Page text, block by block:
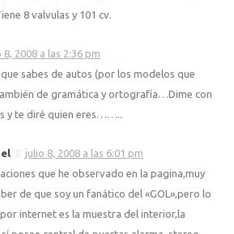
8 valvulas y 101 cv.
8, 2008 a las 2:36 pm
sabes de autos (por los modelos que
de gramática y ortografí­a…Dime con
y te diré quien eres……..
julio 8, 2008 a las 6:01 pm
que he observado en la pagina,muy
de que soy un fanático del «GOL»,pero lo
internet es la muestra del interior,la